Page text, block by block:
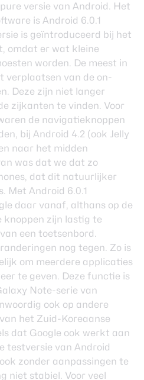
versie van Android. Het
is Android 6.0.1
is geïntroduceerd bij het
omdat er wat kleine
worden. De meest in
verplaatsen van de on-
Deze zijn niet langer
zijkanten te vinden. Voor
de navigatieknoppen
bij Android 4.2 (ook Jelly
naar het midden
was dat we dat zo
dat dit natuurlijker
Met Android 6.0.1
daar vanaf, althans op de
knoppen zijn lastig te
een toetsenbord.
nog tegen. Zo is
om meerdere applicaties
te geven. Deze functie is
Note-serie van
ook op andere
het Zuid-Koreaanse
dat Google ook werkt aan
testversie van Android
zonder aanpassingen te
niet stabiel. Voor veel